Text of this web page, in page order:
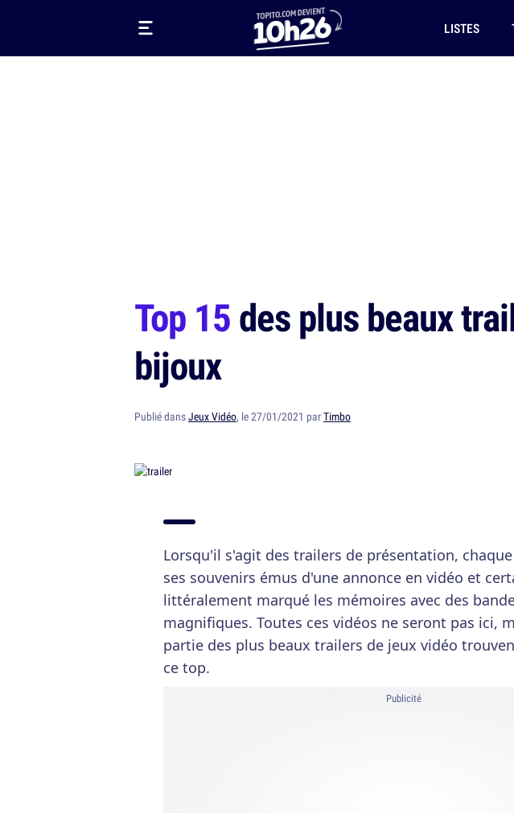
LISTES
Top 15des plus beaux
bijoux
Publié dansJeux Vidéo, le 27/01/2021 parTimbo
Lorsqu'il s'agit des trailers de présentation,
ses souvenirs émus d'une annonce en vidéo et
littéralement marqué les mémoires avec des
magnifiques. Toutes ces vidéos ne seront pas ici,
partie des plus beaux trailers de jeux vidéo
ce top.
Publicité